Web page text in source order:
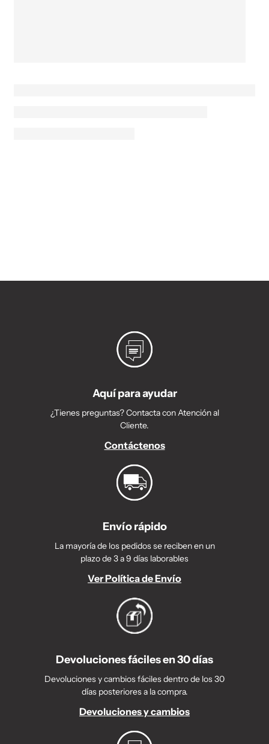
Aquí para ayudar
¿Tienes preguntas? Contacta con Atención al
Cliente.
Contáctenos
Envío rápido
La mayoría de los pedidos se reciben en un
plazo de 3 a 9 días laborables
Ver Política de Envío
Devoluciones fáciles en 30 días
Devoluciones y cambios fáciles dentro de los 30
días posteriores a la compra.
Devoluciones y cambios